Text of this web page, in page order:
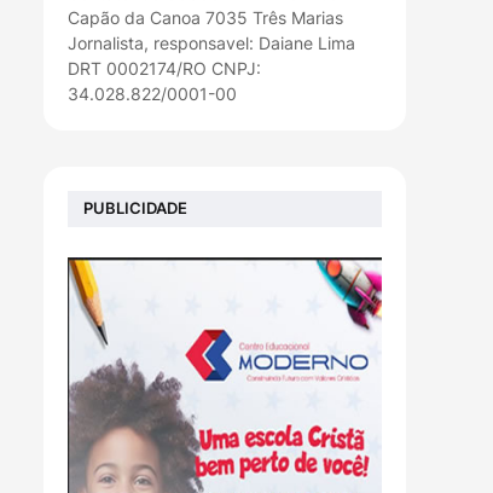
Capão da Canoa 7035 Três Marias
Jornalista, responsavel: Daiane Lima
DRT 0002174/RO CNPJ:
34.028.822/0001-00
PUBLICIDADE